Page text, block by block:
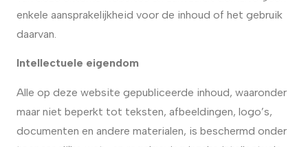
enkele aansprakelijkheid voor de inhoud of het gebruik
daarvan.
Intellectuele eigendom
Alle op deze website gepubliceerde inhoud, waaronder
maar niet beperkt tot teksten, afbeeldingen, logo’s,
documenten en andere materialen, is beschermd onder